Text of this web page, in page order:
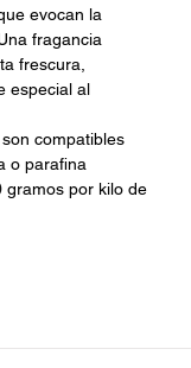
evocan la
fragancia
frescura,
especial al
compatibles
o parafina
gramos por kilo de